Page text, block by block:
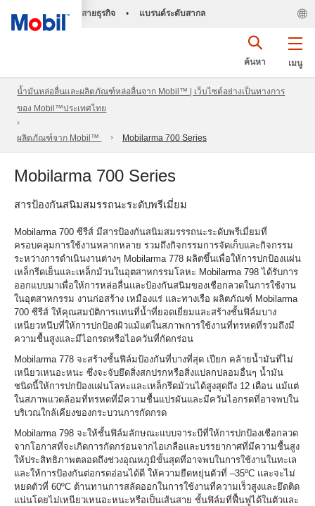
สายธุรกิจ • แบรนด์ระดับสากล
เมนู
ค้นหา
น้ำมันหล่อลื่นและผลิตภัณฑ์หล่อลื่นจาก Mobil™ | เว็บไซต์อย่างเป็นทางการ
ของ Mobil™ประเทศไทย
ผลิตภัณฑ์จาก Mobil™ Mobilarma 700 Series
Mobilarma 700 Series
สารป้องกันสนิมสมรรถนะระดับพรีเมี่ยม
Mobilarma 700 ซีรีส์ มีสารป้องกันสนิมสมรรรถนะระดับพรีเมี่ยมที่
ครอบคลุมการใช้งานหลากหลาย รวมถึงกิจกรรมการจัดเก็บและกิจกรรม
ระหว่างการดำเนินงานต่างๆ Mobilarma 778 ผลิตขึ้นเพื่อให้การปกป้องแผ่น
เหล็กรีดเย็นและเหล็กม้วนในอุตสาหกรรมโลหะ Mobilarma 798 ได้รับการ
ออกแบบมาเพื่อให้การหล่อลื่นและป้องกันสนิมของเชือกลวดในการใช้งาน
ในอุตสาหกรรม งานก่อสร้าง เหมืองแร่ และทางเรือ ผลิตภัณฑ์ Mobilarma
700 ซีรีส์ ให้คุณสมบัติการแทนที่น้ำที่ยอดเยี่ยมและสร้างชั้นฟิล์มบาง
เหนียวหนึบที่ให้การปกป้องผิวแม้แต่ในสภาพการใช้งานที่ทรหดที่รวมถึงมี
ความชื้นสูงและมีไอกรดหรือไอควันที่กัดกร่อน
Mobilarma 778 จะสร้างชั้นฟิล์มป้องกันที่บางที่สุด เปียก คล้ายน้ำมันที่ไม่
เหนียวเหนอะหนะ ซึ่งจะจับยึดสิ่งสกปรกหรือสิ่งแปลกปลอมอื่นๆ น้ำมัน
ชนิดนี้ให้การปกป้องแผ่นโลหะและเหล็กรีดม้วนได้สูงสุดถึง 12 เดือน แม้แต่
ในสภาพแวดล้อมที่ทรหดที่มีความชื้นแปรผันและมีควันไอกรดที่อาจพบใน
บริเวณใกล้เคียงของกระบวนการกัดกรด
Mobilarma 798 จะให้ชั้นฟิล์มลักษณะแบบจาระบีที่ให้การปกป้องเชือกลวด
จากโอกาสที่จะเกิดการกัดกร่อนจากไอเกลือและบรรยากาศที่มีความชื้นสูง
ให้ประสิทธิภาพตลอดถึงช่วงอุณหภูมิขั้นสุดที่อาจพบในการใช้งานในทะเล
และให้การป้องกันต่อกรดอ่อนได้ดี ให้ความยืดหยุ่นตัวที่ –35ºC และจะไม่
หยดตัวที่ 60ºC ต้านทานการสลัดออกในการใช้งานที่ความเร็วสูงและยึดติด
แน่นโดยไม่เหนียวเหนอะหนะหรือเป็นเส้นสาย ชั้นฟิล์มที่ฟื้นฟูได้ในตัวและ